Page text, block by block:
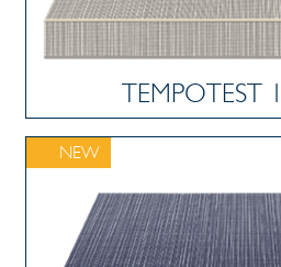
TEMPOTEST
NEW